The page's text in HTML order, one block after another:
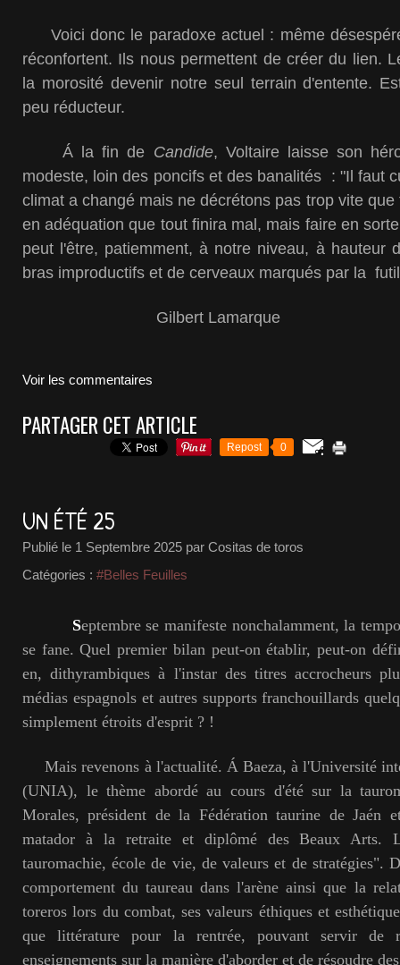
Voici donc le paradoxe actuel : même
réconfortent. Ils nous permettent de créer du lien.
la morosité devenir notre seul terrain d'entente.
peu réducteur.
Á la fin de Candide, Voltaire laisse son
modeste, loin des poncifs et des banalités : "Il faut
climat a changé mais ne décrétons pas trop vite
en adéquation que tout finira mal, mais faire en
peut l'être, patiemment, à notre niveau, à hauteur
bras improductifs et de cerveaux marqués par la
Gilbert Lamarque
Voir les commentaires
PARTAGER CET ARTICLE
Repost 0
UN ÉTÉ 25
Publié le 1 Septembre 2025 par Cositas de toros
Catégories : #Belles Feuilles
Septembre se manifeste nonchalamment, la
se fane. Quel premier bilan peut-on établir, peut-on
en, dithyrambiques à l'instar des titres accrocheurs
médias espagnols et autres supports franchouillards
simplement étroits d'esprit ? !
Mais revenons à l'actualité. Á Baeza, à l'Université
(UNIA), le thème abordé au cours d'été sur la
Morales, président de la Fédération taurine de Jaén
matador à la retraite et diplômé des Beaux Arts.
tauromachie, école de vie, de valeurs et de stratégies".
comportement du taureau dans l'arène ainsi que la
toreros lors du combat, ses valeurs éthiques et
que littérature pour la rentrée, pouvant servir de
enseignements sur la manière d'aborder et de résoudre